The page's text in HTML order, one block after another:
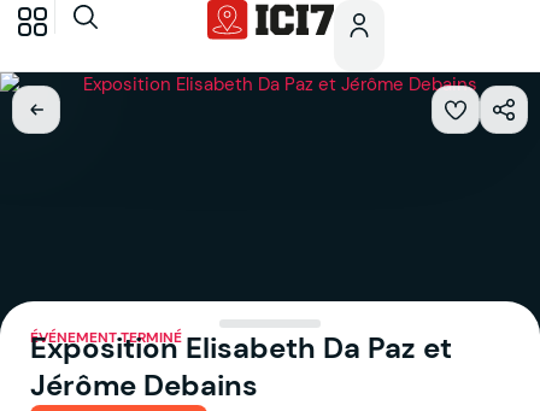
ÉVÉNEMENT TERMINÉ
Exposition Elisabeth Da Paz et
Jérôme Debains